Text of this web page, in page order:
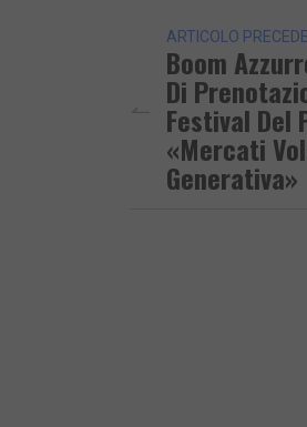
ARTICOLO
Boom
Di
Festival Del
«Mercati
Generativa»